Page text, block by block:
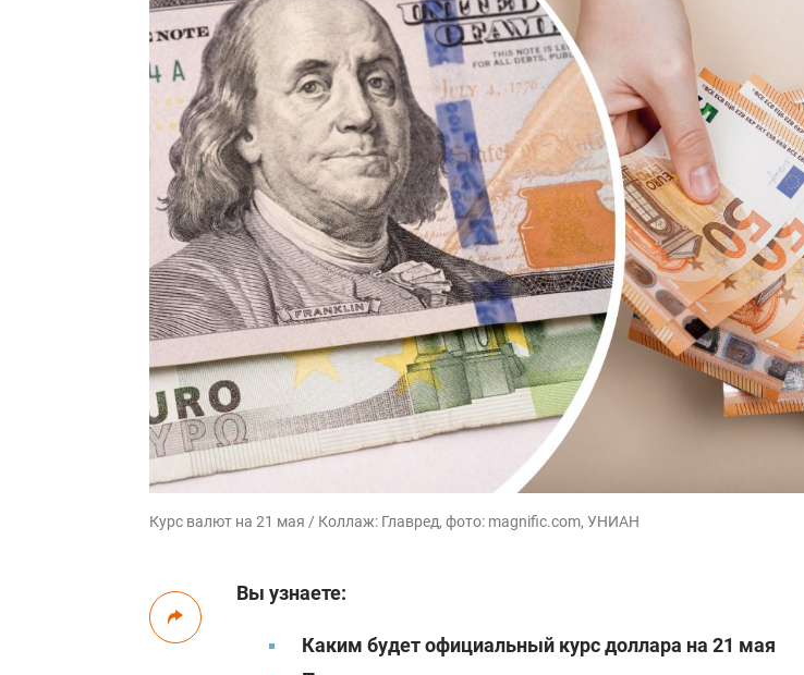
Курс валют на 21 мая / Коллаж: Главред, фото: magnific.com, УНИАН
Вы узнаете:
Каким будет официальный курс доллара на 21 мая